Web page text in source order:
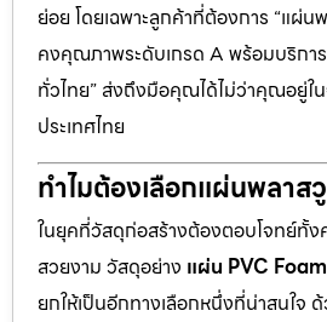
ย่อย โดยเฉพาะลูกค้าที่ต้องการ “แผ่
คงคุณภาพระดับเกรด A พร้อมบริกา
ทั่วไทย” ส่งถึงมือคุณได้ไม่ว่าคุณอยู่ใ
ประเทศไทย
ทำไมต้องเลือกแผ่นพลาส
ในยุคที่วัสดุก่อสร้างต้องตอบโจทย์ทั้
สวยงาม วัสดุอย่าง แผ่น PVC
ยกให้เป็นอีกทางเลือกหนึ่งที่น่าสนใจ